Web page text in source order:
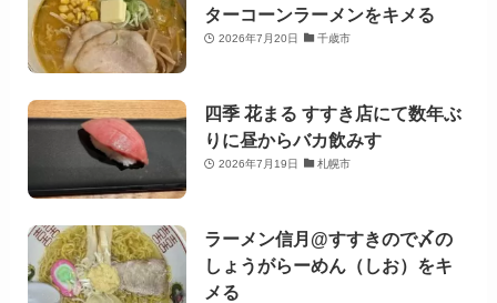
ターコーンラーメンをキメる
2026年7月20日 千歳市
四季 花まる すすき店にて数年ぶ
りに昼からバカ飲みす
2026年7月19日 札幌市
ラーメン信月@すすきので〆の
しょうがらーめん（しお）をキ
メる